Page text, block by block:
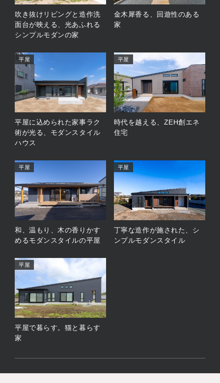
吹き抜けリビングと造作洗
面台が映える、光あふれる
シンプルモダンの家
金木犀香る、回遊性のある
家
平屋
平屋に込められた家事ラク
術が光る、モダンスタイル
ハウス
平屋
時代を越える、ZEH創エネ
住宅
平屋
和、温もり、木の香りかす
めるモダンスタイルの平屋
平屋
丁寧な造作が施された、シ
ンプルモダンスタイル
平屋
平屋で暮らす。猫と暮らす
家